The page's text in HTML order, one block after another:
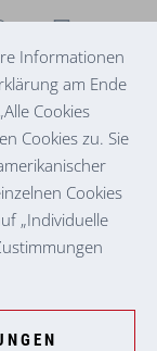
Informationen
am Ende
Cookies
Cookies zu. Sie
Cookies
„Individuelle